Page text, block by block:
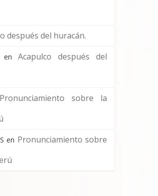
después del huracán.
Acapulco después del
Pronunciamiento sobre la
en Pronunciamiento sobre